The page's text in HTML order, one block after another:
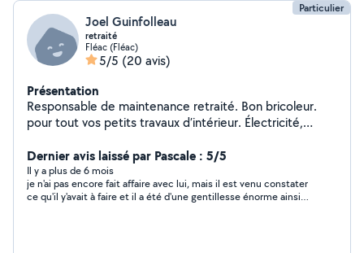
Particulier
Joel Guinfolleau
retraité
Fléac (Fléac)
5/5 (20 avis)
Présentation
Responsable de maintenance retraité. Bon bricoleur.
pour tout vos petits travaux d’intérieur. Électricité,
soigné. Accepte les CESU
Dernier avis laissé par Pascale : 5/5
Il y a plus de 6 mois
je n'ai pas encore fait affaire avec lui, mais il est venu constater
ce qu'il y'avait à faire et il a été d'une gentillesse énorme ainsi